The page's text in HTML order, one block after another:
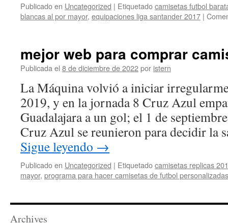
Publicado en Uncategorized | Etiquetadocamisetas futbol
blancas al por mayor, equipaciones liga santander 2017 |
mejor web para comprar
Publicada el 8 de diciembre de 2022por istern
La Máquina volvió a iniciar
2019, y en la jornada 8 Cruz Azul
Guadalajara a un gol; el 1 de
Cruz Azul se reunieron para decidir la
Sigue leyendo →
Publicado en Uncategorized | Etiquetadocamisetas replicas
mayor, programa para hacer camisetas de futbol personalizadas
Archives